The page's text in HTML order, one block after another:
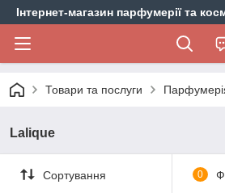
Інтернет-магазин парфумерії та
Товари та послуги
Lalique
Сортування 0